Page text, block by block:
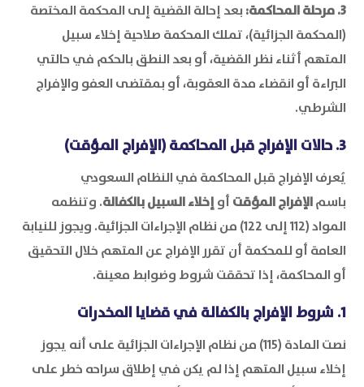
3. مرحلة المحاكمة:
بعد إحالة القضية إلى المحكمة المختصة
(المحكمة الجزائية)، تملك المحكمة صلاحية إخلاء سبيل
المتهم أثناء نظر القضية، أو بعد النطق بالحكم في حالتي
البراءة أو انقضاء مدة العقوبة، أو بمقتضى العفو والإفراج
الشرطي.
3. حالات الإفراج قبل المحاكمة (الإفراج المؤقت)
يُعرف الإفراج قبل المحاكمة في النظام السعودي
باسمالإفراج المؤقت أو إخلاء السبيل بالكفالة. وتنظمه
المواد (112 إلى 122) من نظام الإجراءات الجزائية. ويجوز للنيابة
العامة أو للمحكمة أن تقرر الإفراج عن المتهم خلال التحقيق
أو المحاكمة، إذا تحققت شروط وضوابط معينة.
1. شروط الإفراج بالكفالة في قضايا المخدرات
نصت المادة (115) من نظام الإجراءات الجزائية على أنه يجوز
إخلاء سبيل المتهم إذا لم يكن في إطلاق سراحه خطر على